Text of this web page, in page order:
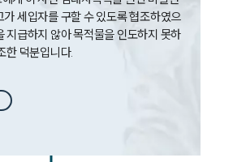
세입자를 구할 수 있도록 협조하였으
지급하지 않아 목적물을 인도하지 못하
한 덕분입니다.